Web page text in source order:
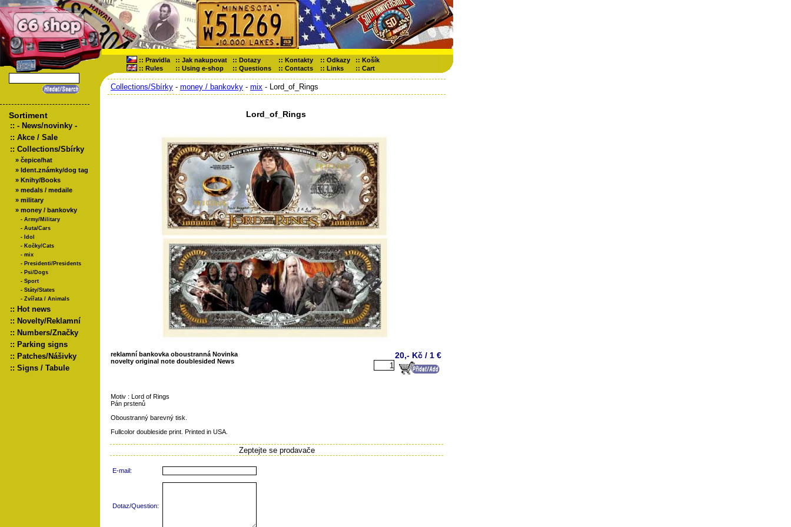
:: Pravidla :: Jak nakupovat :: Dotazy :: Kontakty :: Odkazy :: Košík
:: Rules :: Using e-shop :: Questions :: Contacts :: Links :: Cart
Sortiment
:: - News/novinky -
:: Akce / Sale
:: Collections/Sbírky
» čepice/hat
» Ident.známky/dog tag
» Knihy/Books
» medals / medaile
» military
» money / bankovky
- Army/Military
- Auta/Cars
- Idol
- Kočky/Cats
- mix
- Presidenti/Presidents
- Psi/Dogs
- Sport
- Státy/States
- Zvířata / Animals
:: Hot news
:: Novelty/Reklamní
:: Numbers/Značky
:: Parking signs
:: Patches/Nášivky
:: Signs / Tabule
Collections/Sbírky - money / bankovky - mix - Lord_of_Rings
Lord_of_Rings
reklamní bankovka oboustranná Novinka
novelty original note doublesided News
20,- Kč / 1 €
Motiv : Lord of Rings
Pán prstenů
Oboustranný barevný tisk.
Fullcolor doubleside print. Printed in USA.
Zeptejte se prodavače
E-mail:
Dotaz/Question: